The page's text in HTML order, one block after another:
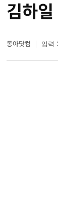
김하
동아닷컴 입력